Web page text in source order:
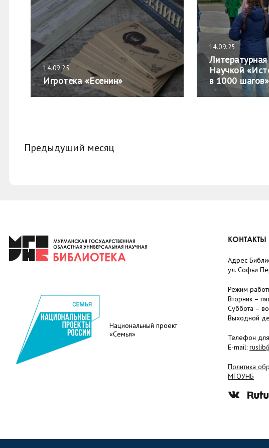
14.09.25
Игротека «Есенин»
14.09.25
Научкой
в 1000 шагов»
Предыдущий месяц
Национальный проект
«Семья»
КОНТАКТЫ
Адрес
ул. Софьи
Режим
Вторник –
Суббота – в
Выходной
Телефон
E-mail:
Политика
МГОУНБ